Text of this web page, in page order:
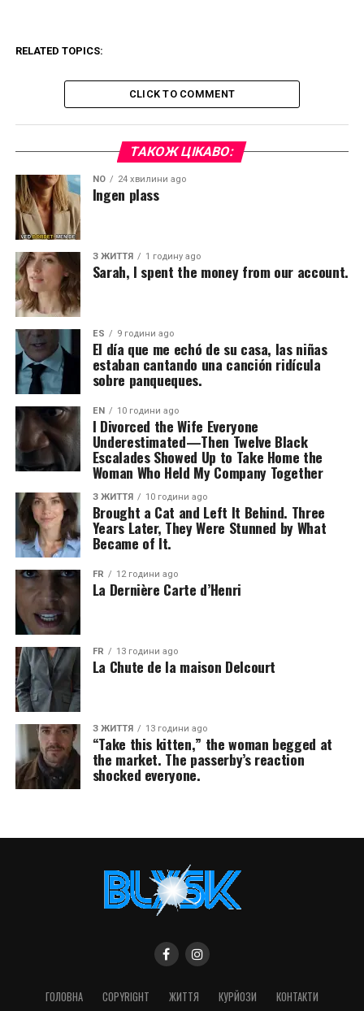
RELATED TOPICS:
CLICK TO COMMENT
ТАКОЖ ЦІКАВО:
NO 24 хвилини ago
Ingen plass
З ЖИТТЯ 1 годину ago
Sarah, I spent the money from our account.
ES 9 години ago
El día que me echó de su casa, las niñas
estaban cantando una canción ridícula
sobre panqueques.
EN 10 години ago
I Divorced the Wife Everyone
Underestimated—Then Twelve Black
Escalades Showed Up to Take Home the
Woman Who Held My Company Together
З ЖИТТЯ 10 години ago
Brought a Cat and Left It Behind. Three
Years Later, They Were Stunned by What
Became of It.
FR 12 години ago
La Dernière Carte d’Henri
FR 13 години ago
La Chute de la maison Delcourt
З ЖИТТЯ 13 години ago
“Take this kitten,” the woman begged at
the market. The passerby’s reaction
shocked everyone.
ГОЛОВНА COPYRIGHT ЖИТТЯ КУРЙОЗИ КОНТАКТИ